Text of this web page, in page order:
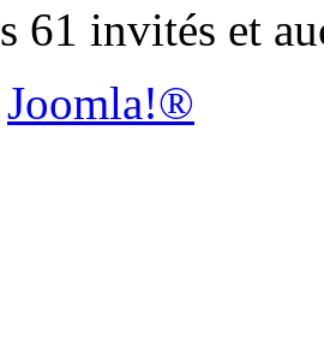
61 invités et
Joomla!®